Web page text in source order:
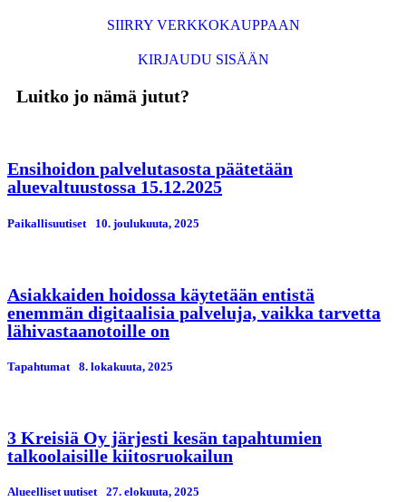
SIIRRY VERKKOKAUPPAAN
KIRJAUDU SISÄÄN
Luitko jo nämä jutut?
Ensihoidon palvelutasosta päätetään
aluevaltuustossa 15.12.2025
Paikallisuutiset 10. јoulukuuta, 2025
Asiakkaiden hoidossa käytetään entistä
enemmän digitaalisia palveluja, vaikka tarvetta
lähivastaanotoille on
Tapahtumat 8. lokakuuta, 2025
3 Kreisiä Oy järjesti kesän tapahtumien
talkoolaisille kiitosruokailun
Alueelliset uutiset 27. elokuuta, 2025